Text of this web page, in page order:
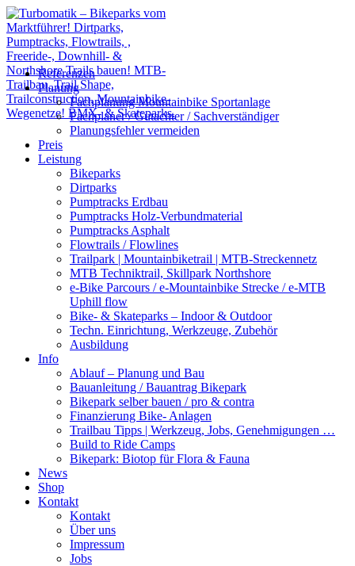
Referenzen
Planung
Fachplanung Mountainbike Sportanlage
Fachplaner / Gutachter / Sachverständiger
Planungsfehler vermeiden
Preis
Leistung
Bikeparks
Dirtparks
Pumptracks Erdbau
Pumptracks Holz-Verbundmaterial
Pumptracks Asphalt
Flowtrails / Flowlines
Trailpark | Mountainbiketrail | MTB-Streckennetz
MTB Techniktrail, Skillpark Northshore
e-Bike Parcours / e-Mountainbike Strecke / e-MTB
Uphill flow
Bike- & Skateparks – Indoor & Outdoor
Techn. Einrichtung, Werkzeuge, Zubehör
Ausbildung
Info
Ablauf – Planung und Bau
Bauanleitung / Bauantrag Bikepark
Bikepark selber bauen / pro & contra
Finanzierung Bike- Anlagen
Trailbau Tipps | Werkzeug, Jobs, Genehmigungen …
Build to Ride Camps
Bikepark: Biotop für Flora & Fauna
News
Shop
Kontakt
Kontakt
Über uns
Impressum
Jobs